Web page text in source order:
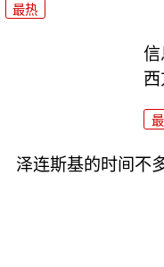
最热
信
泽连斯基的时间不